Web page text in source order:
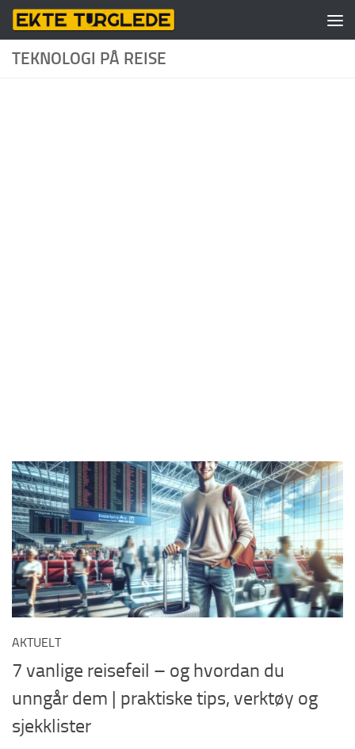
Skip to content
TEKNOLOGI PÅ REISE
AKTUELT
7 vanlige reisefeil – og hvordan du
unngår dem | praktiske tips, verktøy og
sjekklister